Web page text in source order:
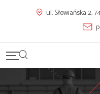
ul. Słowiańska 2,